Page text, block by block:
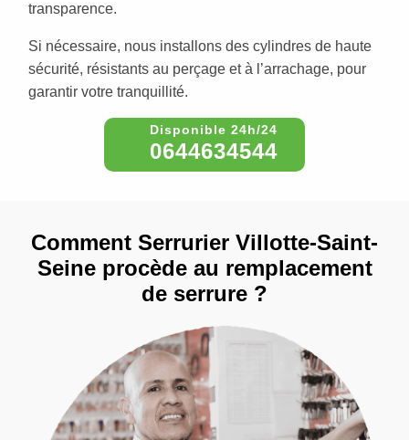
transparence.
Si nécessaire, nous installons des cylindres de haute
sécurité, résistants au perçage et à l’arrachage, pour
garantir votre tranquillité.
0644634544
Comment Serrurier Villotte-Saint-
Seine procède au remplacement
de serrure ?